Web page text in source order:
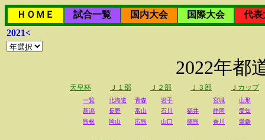
ＨＯＭＥ 試合一覧 国内大会 国際大会
代表
2021<
2022年都
天皇杯 Ｊ１部 Ｊ２部 Ｊ３部 Ｊカップ
一覧 北海道 青森 岩手 宮城
山形
新潟
長野 富山 石川 福井 静岡
愛知
島根
岡山 広島 山口 徳島 香川 愛媛